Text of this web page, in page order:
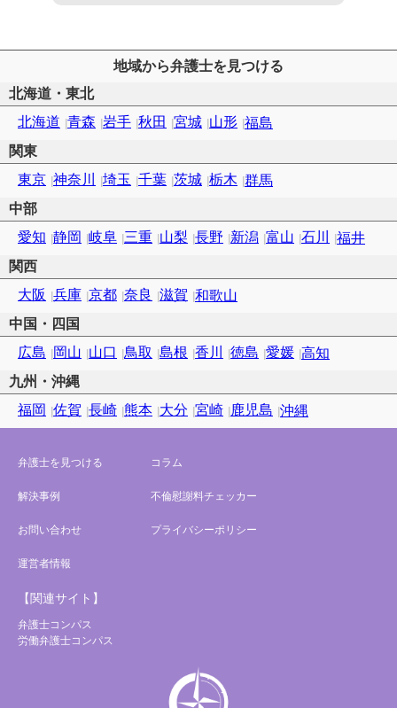
地域から弁護士を見つける
北海道・東北
北海道 青森 岩手 秋田 宮城 山形 福島
関東
東京 神奈川 埼玉 千葉 茨城 栃木 群馬
中部
愛知 静岡 岐阜 三重 山梨 長野 新潟 富山 石川
福井
関西
大阪 兵庫 京都 奈良 滋賀 和歌山
中国・四国
広島
岡山 山口 鳥取 島根 香川 徳島 愛媛 高知
九州・沖縄
福岡 佐賀 長崎 熊本 大分 宮崎 鹿児島 沖縄
弁護士を見つける コラム
解決事例 不倫慰謝料チェッカー
お問い合わせ プライバシーポリシー
運営者情報
【関連サイト】
弁護士コンパス
労働弁護士コンパス